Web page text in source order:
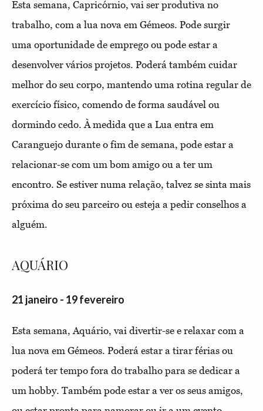
Esta semana, Capricórnio, vai ser produtiva no
trabalho, com a lua nova em Gémeos. Pode surgir
uma oportunidade de emprego ou pode estar a
desenvolver vários projetos. Poderá também cuidar
melhor do seu corpo, mantendo uma rotina regular de
exercício físico, comendo de forma saudável ou
dormindo cedo. À medida que a Lua entra em
Caranguejo durante o fim de semana, pode estar a
relacionar-se com um bom amigo ou a ter um
encontro. Se estiver numa relação, talvez se sinta mais
próxima do seu parceiro ou esteja a pedir conselhos a
alguém.
AQUÁRIO
21 janeiro - 19 fevereiro
Esta semana, Aquário, vai divertir-se e relaxar com a
lua nova em Gémeos. Poderá estar a tirar férias ou
poderá ter tempo fora do trabalho para se dedicar a
um hobby. Também pode estar a ver os seus amigos,